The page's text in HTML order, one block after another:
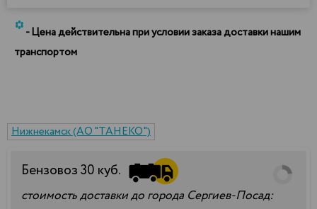
*- Цена действительна при условии заказа доставки нашим
транспортом
Нижнекамск (АО "ТАНЕКО")
Бензовоз30 куб.
стоимость доставки до города Сергиев-Посад: